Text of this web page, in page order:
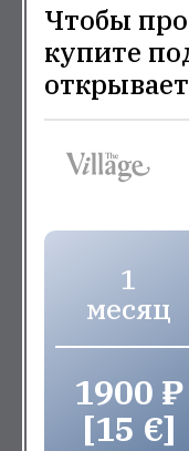
Чтобы
купите
1
месяц
1900 ₽
[15 €]